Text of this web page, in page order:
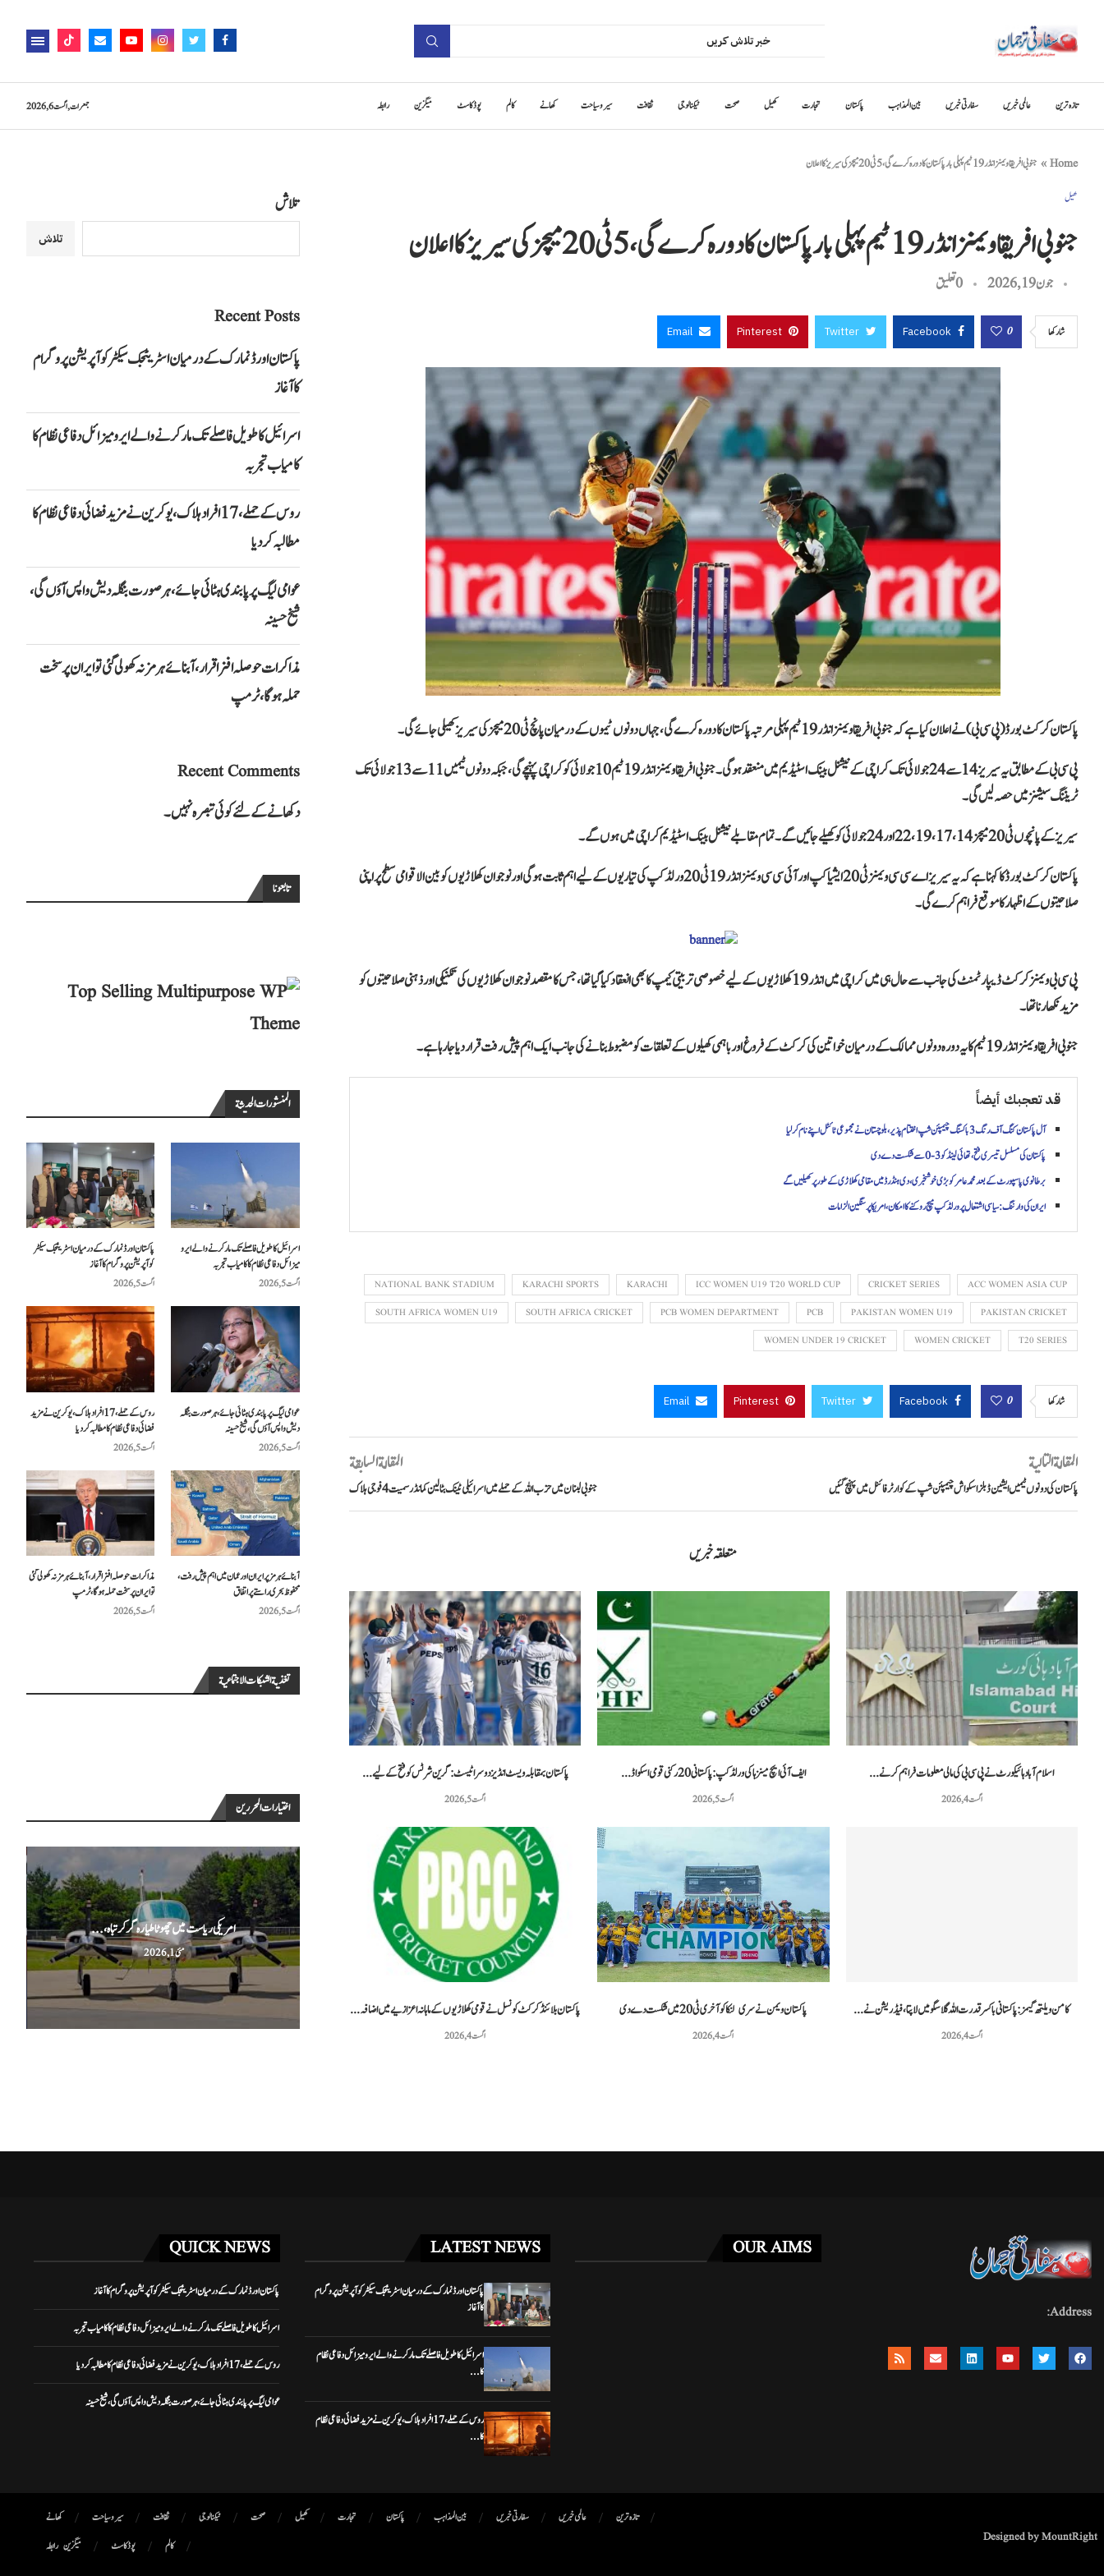
تازہ ترین عالمی خبریں سفارتی خبریں بین المذاہب پاکستان تجارت کھیل صحت ٹیکنالوجی ثقافت سیر و سیاحت کھانے کالم پوڈ کاسٹ میگزین رابطہ جمعرات, اگست 6, 2026
Home
» جنوبی افریقا ویمنز انڈر 19 ٹیم پہلی بار پاکستان کا دورہ کرے گی، 5 ٹی 20 میچز کی سیریز کا اعلان
کھیل
جنوبی افریقا ویمنز انڈر 19 ٹیم پہلی بار پاکستان کا دورہ کرے گی، 5 ٹی 20 میچز کی سیریز کا اعلان
جون 19, 2026 0 تعليق
شاركها 0
Facebook
Twitter
Pinterest
Email
پاکستان کرکٹ بورڈ (پی سی بی) نے اعلان کیا ہے کہ جنوبی افریقا ویمنز انڈر 19 ٹیم پہلی مرتبہ پاکستان کا دورہ کرے گی، جہاں دونوں ٹیموں کے درمیان پانچ ٹی 20 میچز کی سیریز کھیلی جائے گی۔
پی سی بی کے مطابق یہ سیریز 14 سے 24 جولائی تک کراچی کے نیشنل بینک اسٹیڈیم میں منعقد ہوگی۔ جنوبی افریقا ویمنز انڈر 19 ٹیم 10 جولائی کو کراچی پہنچے گی، جبکہ دونوں ٹیمیں 11 سے 13 جولائی تک
ٹریننگ سیشنز میں حصہ لیں گی۔
سیریز کے پانچوں ٹی 20 میچز 14، 17، 19، 22 اور 24 جولائی کو کھیلے جائیں گے۔ تمام مقابلے نیشنل بینک اسٹیڈیم کراچی میں ہوں گے۔
پاکستان کرکٹ بورڈ کا کہنا ہے کہ یہ سیریز اے سی سی ویمنز ٹی 20 ایشیا کپ اور آئی سی سی ویمنز انڈر 19 ٹی 20 ورلڈ کپ کی تیاریوں کے لیے اہم ثابت ہوگی اور نوجوان کھلاڑیوں کو بین الاقوامی سطح پر اپنی
صلاحیتوں کے اظہار کا موقع فراہم کرے گی۔
پی سی بی ویمنز کرکٹ ڈیپارٹمنٹ کی جانب سے حال ہی میں کراچی میں انڈر 19 کھلاڑیوں کے لیے خصوصی تربیتی کیمپ کا بھی انعقاد کیا گیا تھا، جس کا مقصد نوجوان کھلاڑیوں کی تکنیکی اور ذہنی صلاحیتوں کو
مزید نکھارنا تھا۔
جنوبی افریقا ویمنز انڈر 19 ٹیم کا یہ دورہ دونوں ممالک کے درمیان خواتین کی کرکٹ کے فروغ اور باہمی کھیلوں کے تعلقات کو مضبوط بنانے کی جانب ایک اہم پیش رفت قرار دیا جا رہا ہے۔
قد تعجبك أيضاً
آل پاکستان کنگ آف رنگ 3 باکسنگ چیمپئن شپ اختتام پذیر، بلوچستان نے مجموعی ٹائٹل اپنے نام کر لیا
پاکستان کی مسلسل تیسری فتح، تھائی لینڈ کو 3-0 سے شکست دے دی
برطانوی پاسپورٹ کے بعد محمد عامر کو بڑی خوشخبری، دی ہنڈرڈ میں مقامی کھلاڑی کے طور پر کھیلیں گے
ایران کی وارننگ: سیاسی اشتعال پر ورلڈ کپ میچ روکنے کا امکان، امریکا پر سنگین الزامات
ACC WOMEN ASIA CUP
CRICKET SERIES
ICC WOMEN U19 T20 WORLD CUP
KARACHI
KARACHI SPORTS
NATIONAL BANK STADIUM
PAKISTAN CRICKET
PAKISTAN WOMEN U19
PCB
PCB WOMEN DEPARTMENT
SOUTH AFRICA CRICKET
SOUTH AFRICA WOMEN U19
T20 SERIES
WOMEN CRICKET
WOMEN UNDER 19 CRICKET
شاركها 0
Facebook
Twitter
Pinterest
Email
المقالة السابقة
جنوبی لبنان میں حزب اللہ کے حملے میں اسرائیلی ٹینک بٹالین کمانڈر سمیت 4 فوجی ہلاک
المقالة التالية
پاکستان کی دونوں ٹیمیں ایشین ڈبلز اسکواش چیمپئن شپ کے کوارٹر فائنل میں پہنچ گئیں
متعلقہ خبریں
پاکستان بمقابلہ ویسٹ انڈیز دوسرا ٹیسٹ: گرین شرٹس کو فتح کے لیے...
اگست 5, 2026
ایف آئی ایچ مینز ہاکی ورلڈ کپ: پاکستانی 20 رکنی قومی اسکواڈ...
اگست 5, 2026
اسلام آباد ہائیکورٹ نے پی سی بی کی مالی معلومات فراہم کرنے...
اگست 4, 2026
پاکستان بلائنڈ کرکٹ کونسل نے قومی کھلاڑیوں کے ماہانہ اعزازیے میں اضافہ...
اگست 4, 2026
پاکستان ویمن نے سری لنکا کو آخری ٹی20 میں شکست دے دی
اگست 4, 2026
کامن ویلتھ گیمز: پاکستانی باکسر قدرت اللہ گلاسگو میں لاپتا، فیڈریشن نے...
اگست 4, 2026
تلاش
تلاش
Recent Posts
پاکستان اور ڈنمارک کے درمیان اسٹریٹجک سیکٹر کوآپریشن پروگرام
کا آغاز
اسرائیل کا طویل فاصلے تک مار کرنے والے ایرو میزائل دفاعی نظام کا
کامیاب تجربہ
روس کے حملے، 17 افراد ہلاک، یوکرین نے مزید فضائی دفاعی نظام کا
مطالبہ کر دیا
عوامی لیگ پر پابندی ہٹائی جائے، ہر صورت بنگلہ دیش واپس آؤں گی،
شیخ حسینہ
مذاکرات حوصلہ افزا قرار،آبنائے ہرمز نہ کھولی گئی تو ایران پر سخت
حملہ ہوگا، ٹرمپ
Recent Comments
دکھانے کے لئے کوئی تبصرہ نہیں۔
تابعونا
المنشورات الحديثة
پاکستان اور ڈنمارک کے درمیان اسٹریٹجک سیکٹر
کوآپریشن پروگرام کا آغاز
اگست 5, 2026
اسرائیل کا طویل فاصلے تک مار کرنے والے ایرو
میزائل دفاعی نظام کا کامیاب تجربہ
اگست 5, 2026
روس کے حملے، 17 افراد ہلاک، یوکرین نے مزید
فضائی دفاعی نظام کا مطالبہ کر دیا
اگست 5, 2026
عوامی لیگ پر پابندی ہٹائی جائے، ہر صورت بنگلہ
دیش واپس آؤں گی، شیخ حسینہ
اگست 5, 2026
مذاکرات حوصلہ افزا قرار،آبنائے ہرمز نہ کھولی گئی
تو ایران پر سخت حملہ ہوگا، ٹرمپ
اگست 5, 2026
آبنائے ہرمز پر ایران اور عمان میں اہم پیش رفت،
محفوظ بحری راستے پر اتفاق
اگست 5, 2026
تغذية الشبكات الاجتماعية
اختيارات المحررين
مراکش میں فوجی مشق کے دوران دو امریکی...
مئی 3, 2026
پاکستانی ٹینس کھلاڑی محمد شعیب خان نے 20...
مئی 3, 2026
امریکی ریاست میں چھوٹا طیارہ گر کر تباہ،...
مئی 1, 2026
Address:
OUR AIMS
LATEST NEWS
پاکستان اور ڈنمارک کے درمیان اسٹریٹجک سیکٹر کوآپریشن پروگرام
کا آغاز
اسرائیل کا طویل فاصلے تک مار کرنے والے ایرو میزائل دفاعی نظام
کا...
روس کے حملے، 17 افراد ہلاک، یوکرین نے مزید فضائی دفاعی نظام
کا...
QUICK NEWS
پاکستان اور ڈنمارک کے درمیان اسٹریٹجک سیکٹر کوآپریشن پروگرام کا آغاز
اسرائیل کا طویل فاصلے تک مار کرنے والے ایرو میزائل دفاعی نظام کا کامیاب تجربہ
روس کے حملے، 17 افراد ہلاک، یوکرین نے مزید فضائی دفاعی نظام کا مطالبہ کر دیا
عوامی لیگ پر پابندی ہٹائی جائے، ہر صورت بنگلہ دیش واپس آؤں گی، شیخ حسینہ
Designed by MountRight
تازہ ترین عالمی خبریں سفارتی خبریں بین المذاہب پاکستان تجارت کھیل صحت ٹیکنالوجی ثقافت سیر و سیاحت
کھانے
کالم
پوڈ کاسٹ میگزین رابطہ